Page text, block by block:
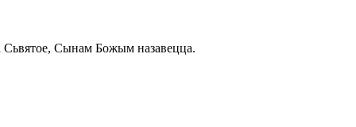
Сьвятое, Сынам Божым назавецца.